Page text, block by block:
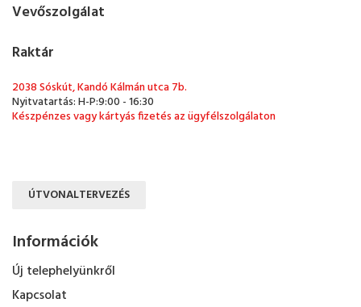
Vevőszolgálat
Raktár
2038 Sóskút, Kandó Kálmán utca 7b.
Nyitvatartás: H-P:9:00 - 16:30
Készpénzes vagy kártyás fizetés az ügyfélszolgálaton
ÚTVONALTERVEZÉS
Információk
Új telephelyünkről
Kapcsolat